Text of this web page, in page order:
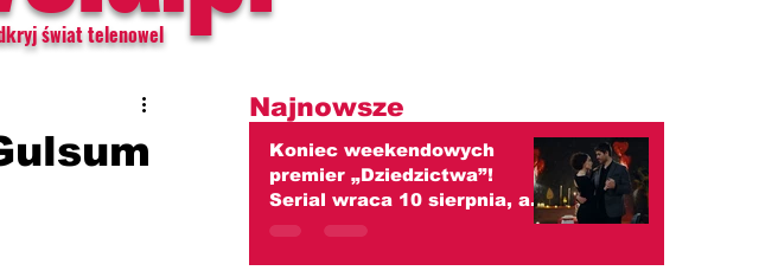
świat telenowel
Najnowsze
Koniec weekendowych
premier „Dziedzictwa”!
Serial wraca 10 sierpnia, ale
od września czekają widzów